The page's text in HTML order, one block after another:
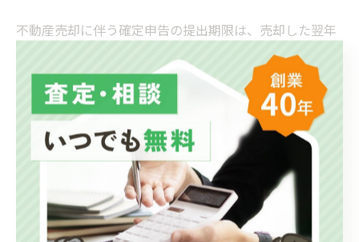
不動産売却に伴う確定申告の提出期限は、売却した翌年
の2月16日から3月15日までです。この期間内に申告を完
了しないと、延滞税や無申告加算税が課せられる可能性
があるため注意が必要です。
特に、「売買契約書」や「登記事項証明書」は売却価格
や所有権を証明するために不可欠な書類です。
また、「取得費証明書類」や「住民票」は、適用可能な